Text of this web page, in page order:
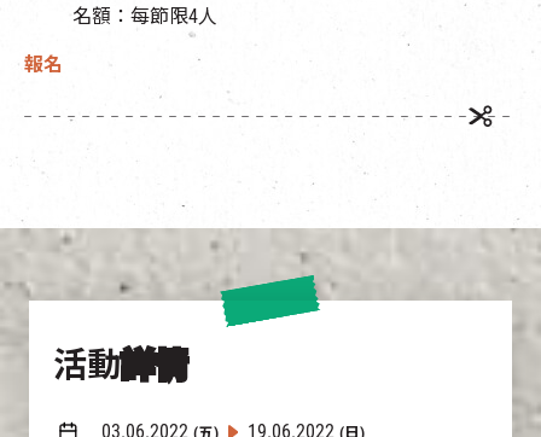
活動詳情
03.06.2022 (五) 19.06.2022 (日)
名額：每節限4人
報名